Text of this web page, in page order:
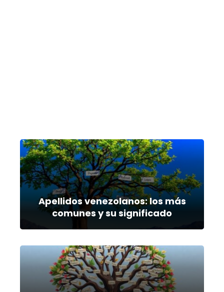
Apellidos venezolanos: los más
comunes y su significado